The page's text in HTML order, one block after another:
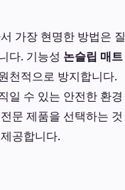
가장 현명한 방법은 질
다. 기능성 논슬립 매트
천적으로 방지합니다.
일 수 있는 안전한 환경
문 제품을 선택하는 것
공합니다.